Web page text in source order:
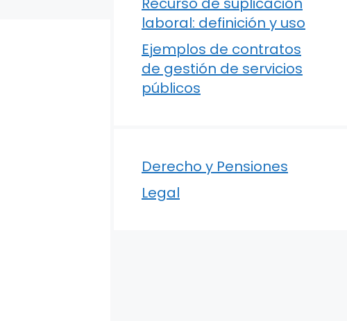
laboral: definición y uso
Ejemplos de contratos
de gestión de servicios
públicos
Derecho y Pensiones
Legal